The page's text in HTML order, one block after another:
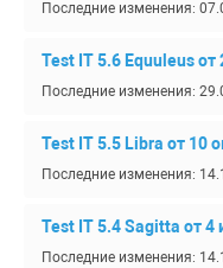
Последние изменения:
Test IT 5.6 Equuleus от
Последние изменения:
Test IT 5.5 Libra от 10
Последние изменения:
Test IT 5.4 Sagitta от 4
Последние изменения: